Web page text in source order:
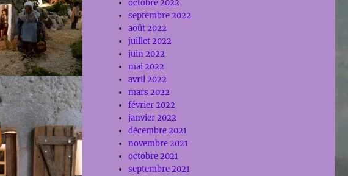
octobre 2022
septembre 2022
août 2022
juillet 2022
juin 2022
mai 2022
avril 2022
mars 2022
février 2022
janvier 2022
décembre 2021
novembre 2021
octobre 2021
septembre 2021